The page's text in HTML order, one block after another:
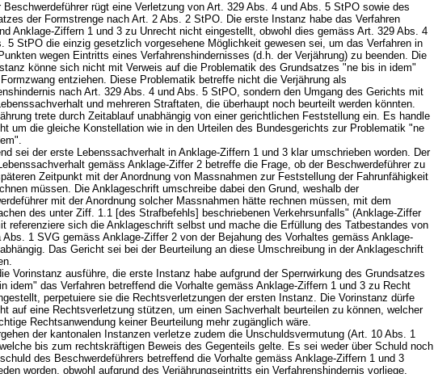
Beschwerdeführer rügt eine Verletzung vonArt. 329 Abs. 4 und Abs. 5 StPO sowie des
der Formstrenge nach Art. 2 Abs. 2 StPO. Die erste Instanz habe das Verfahren
Anklage-Ziffern 1 und 3 zu Unrecht nicht eingestellt, obwohl dies gemäss Art. 329 Abs. 4
5 StPO die einzig gesetzlich vorgesehene Möglichkeit gewesen sei, um das Verfahren in
wegen Eintritts eines Verfahrenshindernisses (d.h. der Verjährung) zu beenden. Die
könne sich nicht mit Verweis auf die Problematik des Grundsatzes "ne bis in idem"
entziehen. Diese Problematik betreffe nicht die Verjährung als
nachArt. 329 Abs. 4 und Abs. 5 StPO, sondern den Umgang des Gerichts mit
und mehreren Straftaten, die überhaupt noch beurteilt werden könnten.
trete durch Zeitablauf unabhängig von einer gerichtlichen Feststellung ein. Es handle
um die gleiche Konstellation wie in den Urteilen des Bundesgerichts zur Problematik "ne
sei der erste Lebenssachverhalt in Anklage-Ziffern 1 und 3 klar umschrieben worden. Der
gemäss Anklage-Ziffer 2 betreffe die Frage, ob der Beschwerdeführer zu
Zeitpunkt mit der Anordnung von Massnahmen zur Feststellung der Fahrunfähigkeit
müssen. Die Anklageschrift umschreibe dabei den Grund, weshalb der
mit der Anordnung solcher Massnahmen hätte rechnen müssen, mit dem
des unter Ziff. 1.1 [des Strafbefehls] beschriebenen Verkehrsunfalls" (Anklage-Ziffer
referenziere sich die Anklageschrift selbst und mache die Erfüllung des Tatbestandes von
Abs. 1 SVG gemäss Anklage-Ziffer 2 von der Bejahung des Vorhaltes gemäss Anklage-
Das Gericht sei bei der Beurteilung an diese Umschreibung in der Anklageschrift
Vorinstanz ausführe, die erste Instanz habe aufgrund der Sperrwirkung des Grundsatzes
idem" das Verfahren betreffend die Vorhalte gemäss Anklage-Ziffern 1 und 3 zu Recht
perpetuiere sie die Rechtsverletzungen der ersten Instanz. Die Vorinstanz dürfe
auf eine Rechtsverletzung stützen, um einen Sachverhalt beurteilen zu können, welcher
Rechtsanwendung keiner Beurteilung mehr zugänglich wäre.
der kantonalen Instanzen verletze zudem die Unschuldsvermutung (Art. 10 Abs. 1
bis zum rechtskräftigen Beweis des Gegenteils gelte. Es sei weder über Schuld noch
des Beschwerdeführers betreffend die Vorhalte gemäss Anklage-Ziffern 1 und 3
worden, obwohl aufgrund des Verjährungseintritts ein Verfahrenshindernis vorliege,